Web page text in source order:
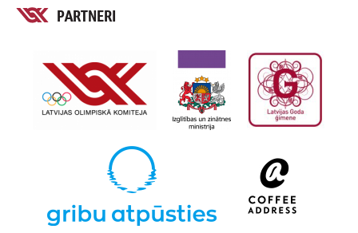
PARTNERI